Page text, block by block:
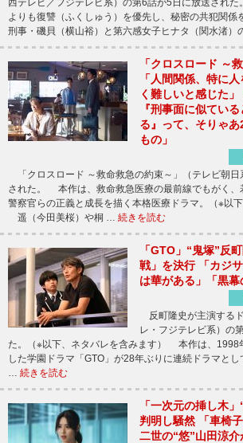
よりも復讐（ふくしゅう）を優先し、秘密の共犯関係
刑事・磯貝（横山裕）と第六感女子ヒナタ（関水渚）
「クロスロード ～
「人間関係、特に
く難しいと感じた
『刑事面に似てい
る』って、そりゃ
もの」
「クロスロード ～救命救急の約束～」（テレビ朝日
された。 本作は、救命救急医療の最前線でもがく、
警察官らの正義と成長を描く本格医療ドラマ。（※以
遥（今田美桜）や桐 … 続きを読む
「GTO」“鬼塚”反
戦」を決行 「カジ
は華がある」「黒幕
反町隆史が主演する
レ・フジテレビ系）の
た。（※以下、ネタバレを含みます） 本作は、1998
した学園ドラマ「GTO」が28年ぶりに連続ドラマと
続きを読む
「一次元の挿し木
判明し騒然 「車椅
二世の“悠”山田涼介